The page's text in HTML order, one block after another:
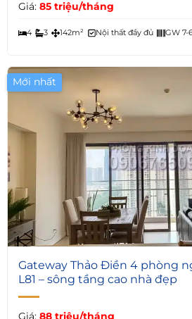
Giá: 85 triệu/tháng
4 3 142m² Nội thất đầy đủ GW 7-
Mới nhất
6
Gateway Thảo Điền 4 phòng
L81 – sông tầng cao nhà đẹp
Giá: 88 triệu/tháng